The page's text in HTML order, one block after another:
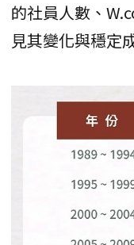
的社員人數、
見其變化與穩定